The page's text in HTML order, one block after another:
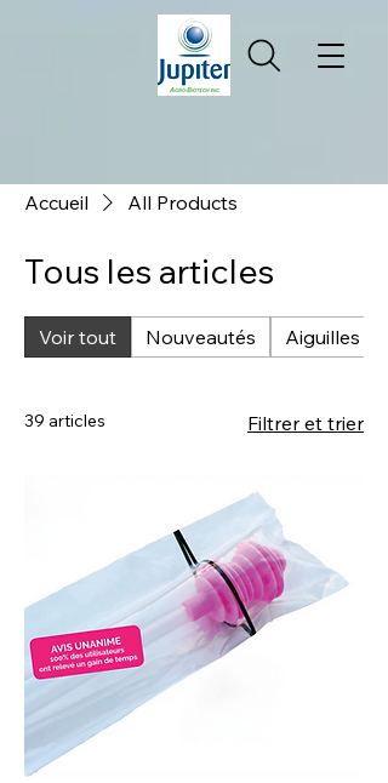
Accueil All Products
Tous les articles
Voir tout Nouveautés Aiguilles
39 articles Filtrer et trier